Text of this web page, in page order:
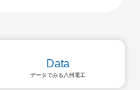
Data
データでみる八州電工